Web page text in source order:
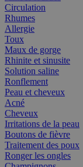
Circulation
Rhumes
Allergie
Toux
Maux de gorge
Rhinite et sinusite
Solution saline
Ronflement
Peau et cheveux
Acné
Cheveux
Irritations de la peau
Boutons de fièvre
Traitement des poux
Ronger les ongles